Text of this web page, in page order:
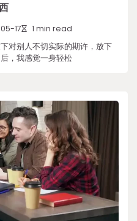
17 1 min read
对别人不切实际的期许，放下
，我感觉一身轻松